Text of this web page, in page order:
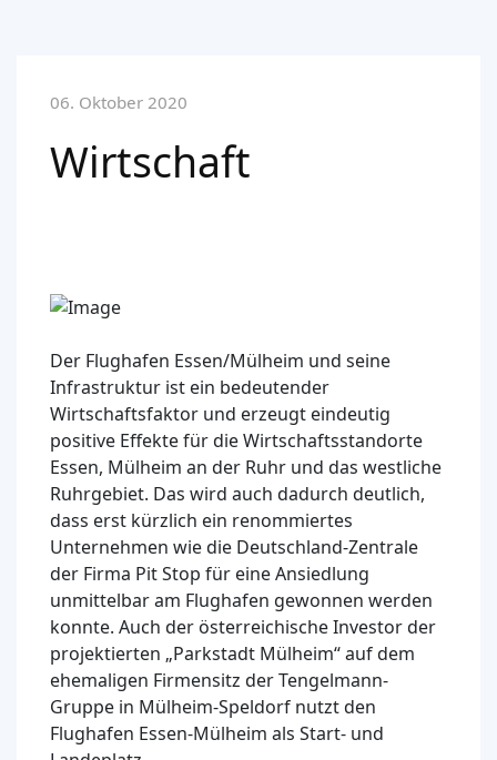
06. Oktober 2020
Wirtschaft
Der Flughafen Essen/Mülheim und seine
Infrastruktur ist ein bedeutender
Wirtschaftsfaktor und erzeugt eindeutig
positive Effekte für die Wirtschaftsstandorte
Essen, Mülheim an der Ruhr und das westliche
Ruhrgebiet. Das wird auch dadurch deutlich,
dass erst kürzlich ein renommiertes
Unternehmen wie die Deutschland-Zentrale
der Firma Pit Stop für eine Ansiedlung
unmittelbar am Flughafen gewonnen werden
konnte. Auch der österreichische Investor der
projektierten „Parkstadt Mülheim“ auf dem
ehemaligen Firmensitz der Tengelmann-
Gruppe in Mülheim-Speldorf nutzt den
Flughafen Essen-Mülheim als Start- und